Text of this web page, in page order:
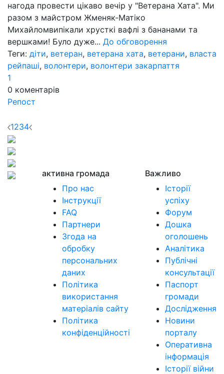
нагода провести цікаво вечір у "Ветерана Хата". Ми
разом з майстром Жменяк-Матіко
Михайломвипікали хрусткі вафлі з бананами та
вершками! Було дуже... До обговорення
Теги: діти, ветеран, ветерана хата, ветерани, власта
рейпаші, волонтери, волонтери закарпаття
1
0 коментарів
Репост
1234
активна громада
Про нас
Інструкції
FAQ
Партнери
Згода на
обробку
персональних
даних
Політика
використання
матеріалів сайту
Політика
конфіденційності
Важливо
Історії
успіху
Форум
Дошка
оголошень
Аналітика
Публічні
консультації
Паспорт
громади
Дослідження
Новини
порталу
Оперативна
інформація
Історії війни